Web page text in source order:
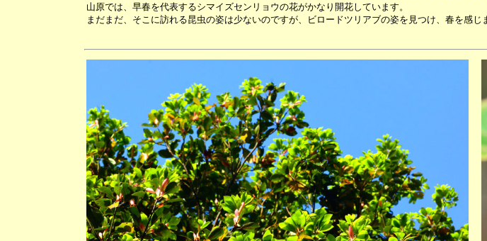
山原では、早春を代表するシマイズセンリョウの花がかなり開花しています。
まだまだ、そこに訪れる昆虫の姿は少ないのですが、ビロードツリアブの姿を見つけ、春を感じ